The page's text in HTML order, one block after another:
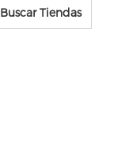
Buscar Tiendas